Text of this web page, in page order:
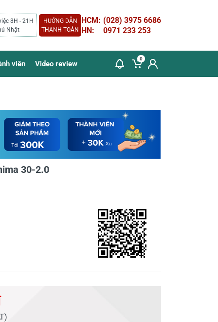
8H - 21H
Nhật
HƯỚNG DẪN
THANH TOÁN
HCM: (028) 3975 6686
HN:
0971 233 253
viên Video review
0
30-2.0